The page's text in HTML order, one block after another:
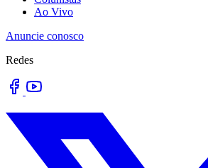
Ao Vivo
Anuncie conosco
Redes